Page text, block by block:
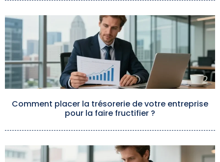
Comment placer la trésorerie de votre entreprise
pour la faire fructifier ?